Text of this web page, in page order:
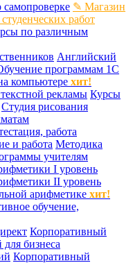
самопроверке ✎ Магазин
работ
по различным
Английский
программам 1С
компьютере хит!
рекламы Курсы
Студия рисования
работа
и работа Методика
учителям
I уровень
II уровень
арифметике хит!
обучение,
Корпоративный
бизнеса
Корпоративный